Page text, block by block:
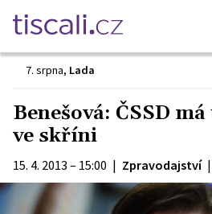
7. srpna, Lada
Benešová: ČSSD
ve skříni
15. 4. 2013 – 15:00 | Zpravodajství |